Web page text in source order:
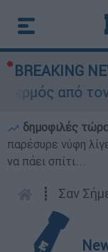
BREAKING
τον ΕΦΕΤ:
δημοφιλές
παρέσυρε νύφη
να πάει σπίτι...
┋ Σαν